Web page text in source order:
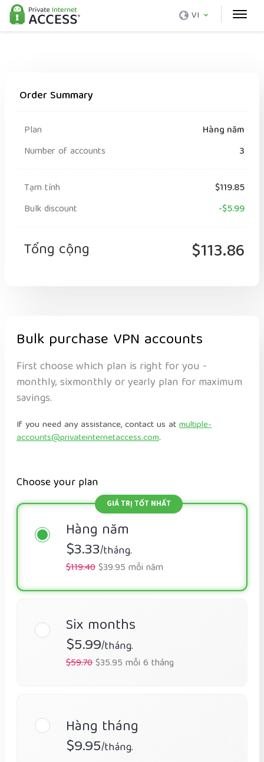
VI
Order Summary
Plan
Hàng năm
Number of accounts
3
Tạm tính
$119.85
Bulk discount
-$5.99
Tổng cộng $113.86
Bulk purchase VPN accounts
First choose which plan is right for you -
monthly, sixmonthly or yearly plan for maximum
savings.
If you need any assistance, contact us atmultiple-
accounts@privateinternetaccess.com.
Choose your plan
Hàng năm
$3.33/tháng.
$119.40$39.95 mỗi năm
Six months
$5.99/tháng.
$59.70$35.95 mỗi 6 tháng
Hàng tháng
$9.95/tháng.